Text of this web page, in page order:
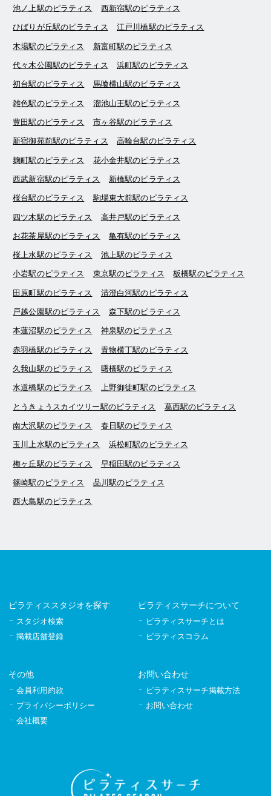
池ノ上駅のピラティス 西新宿駅のピラティス
ひばりが丘駅のピラティス 江戸川橋駅のピラティス
木場駅のピラティス 新富町駅のピラティス
代々木公園駅のピラティス 浜町駅のピラティス
初台駅のピラティス 馬喰横山駅のピラティス
雑色駅のピラティス 溜池山王駅のピラティス
豊田駅のピラティス 市ヶ谷駅のピラティス
新宿御苑前駅のピラティス 高輪台駅のピラティス
麹町駅のピラティス 花小金井駅のピラティス
西武新宿駅のピラティス 新橋駅のピラティス
桜台駅のピラティス 駒場東大前駅のピラティス
四ツ木駅のピラティス 高井戸駅のピラティス
お花茶屋駅のピラティス 亀有駅のピラティス
桜上水駅のピラティス 池上駅のピラティス
小岩駅のピラティス 東京駅のピラティス 板橋駅のピラティス
田原町駅のピラティス 清澄白河駅のピラティス
戸越公園駅のピラティス 森下駅のピラティス
本蓮沼駅のピラティス 神泉駅のピラティス
赤羽橋駅のピラティス 青物横丁駅のピラティス
久我山駅のピラティス 曙橋駅のピラティス
水道橋駅のピラティス 上野御徒町駅のピラティス
とうきょうスカイツリー駅のピラティス 葛西駅のピラティス
南大沢駅のピラティス 春日駅のピラティス
玉川上水駅のピラティス 浜松町駅のピラティス
梅ヶ丘駅のピラティス 早稲田駅のピラティス
篠崎駅のピラティス 品川駅のピラティス
西大島駅のピラティス
ピラティススタジオを探す
スタジオ検索
掲載店舗登録
ピラティスサーチについて
ピラティスサーチとは
ピラティスコラム
その他
会員利用約款
プライバシーポリシー
会社概要
お問い合わせ
ピラティスサーチ掲載方法
お問い合わせ